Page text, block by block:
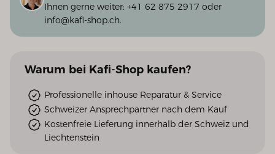
Ihnen gerne weiter: +41 62 875 2917 oder
info@kafi-shop.ch.
Warum bei Kafi-Shop kaufen?
Professionelle inhouse Reparatur & Service
Schweizer Ansprechpartner nach dem Kauf
Kostenfreie Lieferung innerhalb der Schweiz und
Liechtenstein